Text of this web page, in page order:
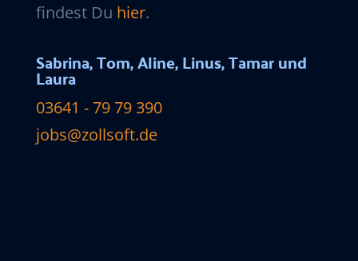
findest Du hier.
Sabrina, Tom, Aline, Linus, Tamar und
Laura
03641 - 79 79 390
jobs@zollsoft.de